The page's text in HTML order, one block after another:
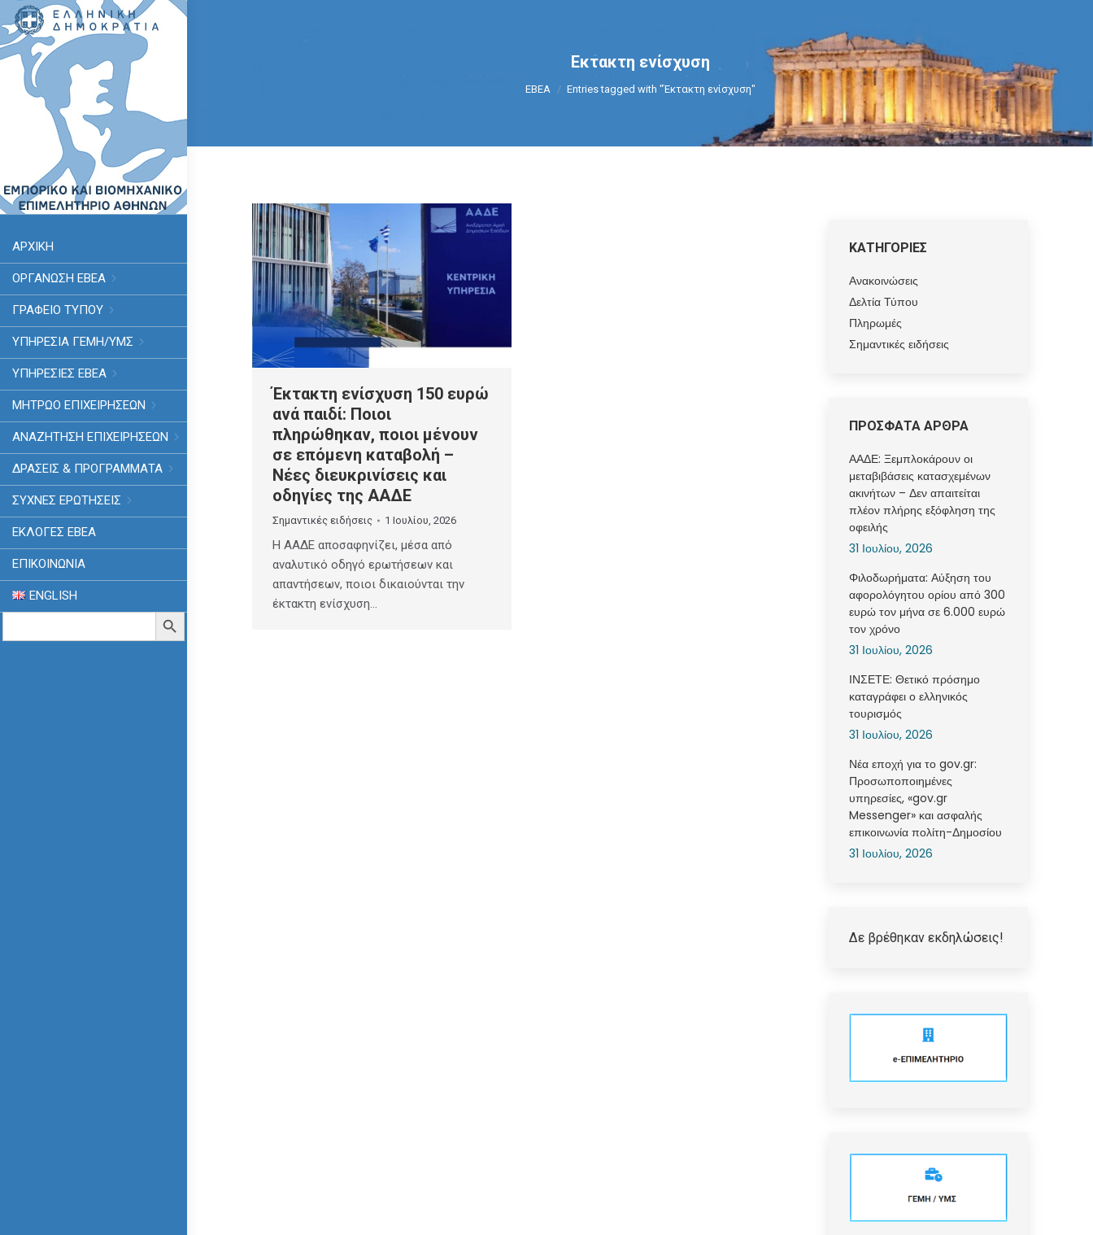
ΑΡΧΙΚΗ
ΟΡΓΑΝΩΣΗ ΕΒΕΑ
ΓΡΑΦΕΙΟ ΤΥΠΟΥ
ΥΠΗΡΕΣΊΑ ΓΕΜΗ/ΥΜΣ
ΥΠΗΡΕΣΙΕΣ ΕΒΕΑ
ΜΗΤΡΩΟ ΕΠΙΧΕΙΡΗΣΕΩΝ
ΑΝΑΖΗΤΗΣΗ ΕΠΙΧΕΙΡΗΣΕΩΝ
ΔΡΑΣΕΙΣ & ΠΡΟΓΡΑΜΜΑΤΑ
ΣΥΧΝΕΣ ΕΡΩΤΗΣΕΙΣ
ΕΚΛΟΓΈΣ ΕΒΕΑ
ΕΠΙΚΟΙΝΩΝΙΑ
ENGLISH
Search
Search Button
Έκτακτη ενίσχυση
You are here:
ΕΒΕΑ Entries tagged with "Έκτακτη ενίσχυση"
Έκτακτη ενίσχυση 150 ευρώ
ανά παιδί: Ποιοι
πληρώθηκαν, ποιοι μένουν
σε επόμενη καταβολή –
Νέες διευκρινίσεις και
οδηγίες της ΑΑΔΕ
Σημαντικές ειδήσεις 1 Ιουλίου, 2026
Η ΑΑΔΕ αποσαφηνίζει, μέσα από
αναλυτικό οδηγό ερωτήσεων και
απαντήσεων, ποιοι δικαιούνται την
έκτακτη ενίσχυση…
ΚΑΤΗΓΟΡΙΕΣ
Ανακοινώσεις
Δελτία Τύπου
Πληρωμές
Σημαντικές ειδήσεις
ΠΡΟΣΦΑΤΑ ΑΡΘΡΑ
ΑΑΔΕ: Ξεμπλοκάρουν οι
μεταβιβάσεις κατασχεμένων
ακινήτων – Δεν απαιτείται
πλέον πλήρης εξόφληση της
οφειλής
31 Ιουλίου, 2026
Φιλοδωρήματα: Αύξηση του
αφορολόγητου ορίου από 300
ευρώ τον μήνα σε 6.000 ευρώ
τον χρόνο
31 Ιουλίου, 2026
ΙΝΣΕΤΕ: Θετικό πρόσημο
καταγράφει ο ελληνικός
τουρισμός
31 Ιουλίου, 2026
Νέα εποχή για το gov.gr:
Προσωποποιημένες
υπηρεσίες, «gov.gr
Messenger» και ασφαλής
επικοινωνία πολίτη-Δημοσίου
31 Ιουλίου, 2026
Δε βρέθηκαν εκδηλώσεις!